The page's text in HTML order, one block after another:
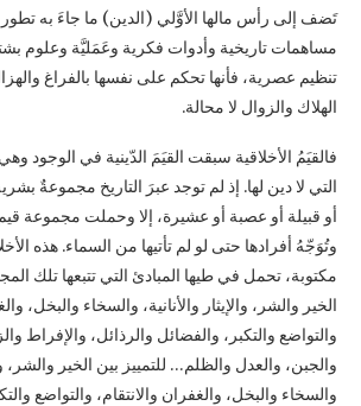
تَضف إلى رأس مالها الأوَّلي (الدين) ما جاءَ به
مساهمات تاريخية وأدوات فكرية وعَمَليَّة وعلوم
تنظيم عصرية، فأنها تحكم على نفسها بالفراغ
الهلاك والزوال لا محالة.
فالقيَمُ الأخلاقية سبقت القيَمَ الدّينية في الوجود
التي لا دين لها. إذ لم توجد عبرَ التاريخ مجموعةٌ
أو قبيلة أو عصبة أو عشيرة، إلا وحملت مجموعة
وتُوَجّهُ أفرادها حتى لو لم تأتيها من السماء. هذه
مكتوبة، تحمل في طيها المبادئ التي تتبعها تلك
الخير والشر، والإيثار والأنانية، والسخاء والبخل،
والتواضع والتكبر، والفضائل والرذائل، والإفراط
والجبن، والعدل والظلم… للتمييز بين الخير والشر،
والسخاء والبخل، والغفران والانتقام، والتواضع